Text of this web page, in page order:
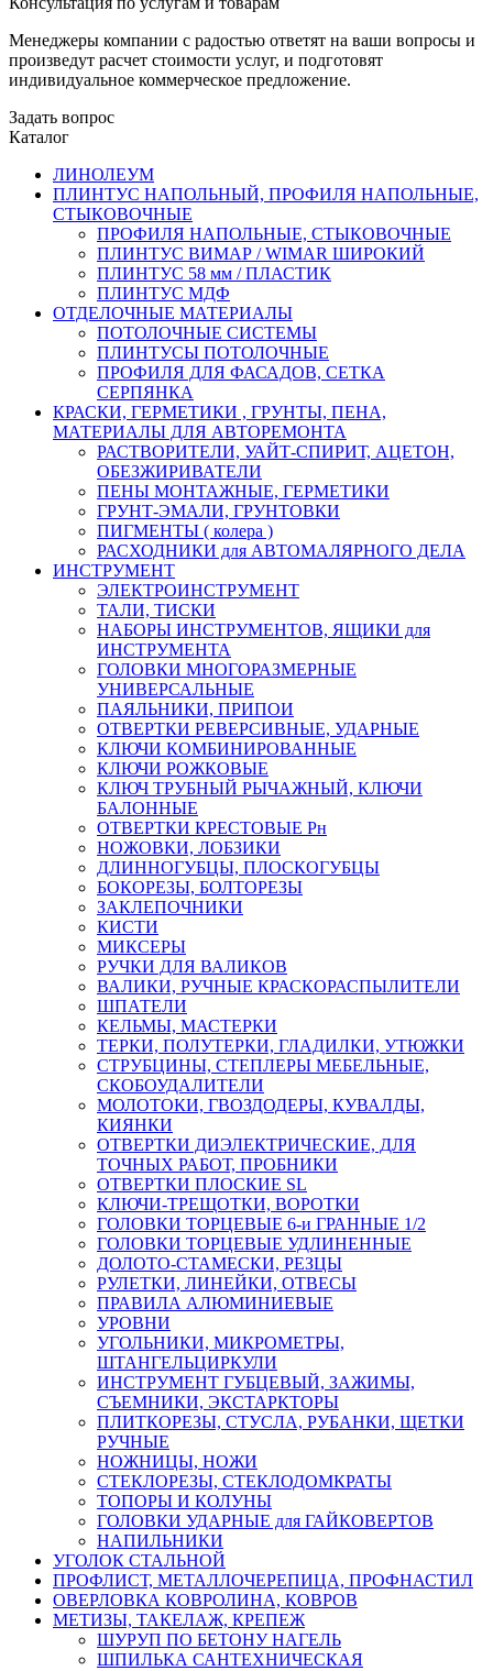
Менеджеры компании с радостью ответят на ваши вопросы и
произведут расчет стоимости услуг, и подготовят
индивидуальное коммерческое предложение.
Задать вопрос
Каталог
ЛИНОЛЕУМ
ПЛИНТУС НАПОЛЬНЫЙ, ПРОФИЛЯ НАПОЛЬНЫЕ,
СТЫКОВОЧНЫЕ
ПРОФИЛЯ НАПОЛЬНЫЕ, СТЫКОВОЧНЫЕ
ПЛИНТУС ВИМАР / WIMAR ШИРОКИЙ
ПЛИНТУС 58 мм / ПЛАСТИК
ПЛИНТУС МДФ
ОТДЕЛОЧНЫЕ МАТЕРИАЛЫ
ПОТОЛОЧНЫЕ СИСТЕМЫ
ПЛИНТУСЫ ПОТОЛОЧНЫЕ
ПРОФИЛЯ ДЛЯ ФАСАДОВ, СЕТКА
СЕРПЯНКА
КРАСКИ, ГЕРМЕТИКИ , ГРУНТЫ, ПЕНА,
МАТЕРИАЛЫ ДЛЯ АВТОРЕМОНТА
РАСТВОРИТЕЛИ, УАЙТ-СПИРИТ, АЦЕТОН,
ОБЕЗЖИРИВАТЕЛИ
ПЕНЫ МОНТАЖНЫЕ, ГЕРМЕТИКИ
ГРУНТ-ЭМАЛИ, ГРУНТОВКИ
ПИГМЕНТЫ ( колера )
РАСХОДНИКИ для АВТОМАЛЯРНОГО ДЕЛА
ИНСТРУМЕНТ
ЭЛЕКТРОИНСТРУМЕНТ
ТАЛИ, ТИСКИ
НАБОРЫ ИНСТРУМЕНТОВ, ЯЩИКИ для
ИНСТРУМЕНТА
ГОЛОВКИ МНОГОРАЗМЕРНЫЕ
УНИВЕРСАЛЬНЫЕ
ПАЯЛЬНИКИ, ПРИПОИ
ОТВЕРТКИ РЕВЕРСИВНЫЕ, УДАРНЫЕ
КЛЮЧИ КОМБИНИРОВАННЫЕ
КЛЮЧИ РОЖКОВЫЕ
КЛЮЧ ТРУБНЫЙ РЫЧАЖНЫЙ, КЛЮЧИ
БАЛОННЫЕ
ОТВЕРТКИ КРЕСТОВЫЕ Рн
НОЖОВКИ, ЛОБЗИКИ
ДЛИННОГУБЦЫ, ПЛОСКОГУБЦЫ
БОКОРЕЗЫ, БОЛТОРЕЗЫ
ЗАКЛЕПОЧНИКИ
КИСТИ
МИКСЕРЫ
РУЧКИ ДЛЯ ВАЛИКОВ
ВАЛИКИ, РУЧНЫЕ КРАСКОРАСПЫЛИТЕЛИ
ШПАТЕЛИ
КЕЛЬМЫ, МАСТЕРКИ
ТЕРКИ, ПОЛУТЕРКИ, ГЛАДИЛКИ, УТЮЖКИ
СТРУБЦИНЫ, СТЕПЛЕРЫ МЕБЕЛЬНЫЕ,
СКОБОУДАЛИТЕЛИ
МОЛОТОКИ, ГВОЗДОДЕРЫ, КУВАЛДЫ,
КИЯНКИ
ОТВЕРТКИ ДИЭЛЕКТРИЧЕСКИЕ, ДЛЯ
ТОЧНЫХ РАБОТ, ПРОБНИКИ
ОТВЕРТКИ ПЛОСКИЕ SL
КЛЮЧИ-ТРЕЩОТКИ, ВОРОТКИ
ГОЛОВКИ ТОРЦЕВЫЕ 6-и ГРАННЫЕ 1/2
ГОЛОВКИ ТОРЦЕВЫЕ УДЛИНЕННЫЕ
ДОЛОТО-СТАМЕСКИ, РЕЗЦЫ
РУЛЕТКИ, ЛИНЕЙКИ, ОТВЕСЫ
ПРАВИЛА АЛЮМИНИЕВЫЕ
УРОВНИ
УГОЛЬНИКИ, МИКРОМЕТРЫ,
ШТАНГЕЛЬЦИРКУЛИ
ИНСТРУМЕНТ ГУБЦЕВЫЙ, ЗАЖИМЫ,
СЪЕМНИКИ, ЭКСТАРКТОРЫ
ПЛИТКОРЕЗЫ, СТУСЛА, РУБАНКИ, ЩЕТКИ
РУЧНЫЕ
НОЖНИЦЫ, НОЖИ
СТЕКЛОРЕЗЫ, СТЕКЛОДОМКРАТЫ
ТОПОРЫ И КОЛУНЫ
ГОЛОВКИ УДАРНЫЕ для ГАЙКОВЕРТОВ
НАПИЛЬНИКИ
УГОЛОК СТАЛЬНОЙ
ПРОФЛИСТ, МЕТАЛЛОЧЕРЕПИЦА, ПРОФНАСТИЛ
ОВЕРЛОВКА КОВРОЛИНА, КОВРОВ
МЕТИЗЫ, ТАКЕЛАЖ, КРЕПЕЖ
ШУРУП ПО БЕТОНУ НАГЕЛЬ
ШПИЛЬКА САНТЕХНИЧЕСКАЯ